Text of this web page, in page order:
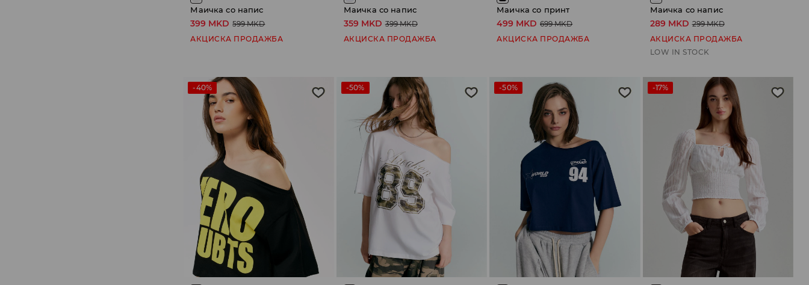
Маичка со напис
399 MKD 599 MKD
АКЦИСКА ПРОДАЖБА
Маичка со напис
359 MKD 399 MKD
АКЦИСКА ПРОДАЖБА
Маичка со принт
499 MKD 699 MKD
АКЦИСКА ПРОДАЖБА
Маичка со напис
289 MKD 299 MKD
АКЦИСКА ПРОДАЖБА
LOW IN STOCK
-40% -50% -50% -17%